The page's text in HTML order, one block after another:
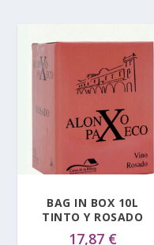
BAG IN BOX 10L
TINTO Y ROSADO
17,87 €